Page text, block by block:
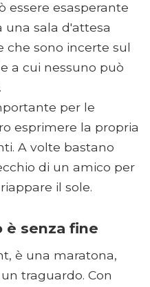
essere esasperante
sala d'attesa
che sono incerte sul
a cui nessuno può
per le
esprimere la propria
A volte bastano
di un amico per
il sole.
è senza fine
è una maratona,
traguardo. Con